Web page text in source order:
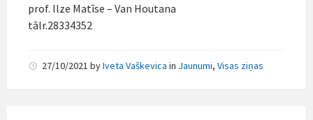
prof. Ilze Matīse – Van Houtana
tālr.28334352
27/10/2021 byIveta Vaškevica in Jaunumi, Visas ziņas